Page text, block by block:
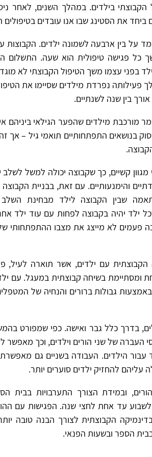
בילדים. במהלך השנים, לאחר
ביחד את הסטינג שבו אנו עובדים
על בין ארבעה לשמונה ילדים. הקבוצות
כל פגישה טיפולית הוא שעה. התשלום
בפני עצמו משך הטיפול הקבוצתי לא
פעילותה נפרדת מילדים שסיימו את
בין שנה לשנתיים.
מורכבת מילדים שהפער הגילאי ביניהם
בנושאים התפתחותיים תואמי גיל – אך
קשיים, כך שקבוצה יכולה למשל לשלב
והימנעותיים. עם זאת, בבניית
שבין הקבוצה לילד מבחינת השלב
ילד יהיה בקבוצה לפחות עם עוד ילד
הרבה פעמים לא מייצג את מצבו ההתפתחותי
עם ילדים, אשר תוארה לעיל,
ומסתיימת בשיחה קבוצתית במעגל. עם
גבולות ברורים והנחיה של
בדרך כלל גבר ואישה. כפי שמפורט
העברה של שני הורים וילדים, וכך מאפשר
עבור הילדים. העבודה בשניים גם
עליהם להחזיק ילדים סוערים יותר.
ובמידת הצורך התערבויות בבית
עד אחת לחצי שנה. הפגישות עם
הקבוצתית לצורך הבנה טובה
הספר ובשעות הפנאי.